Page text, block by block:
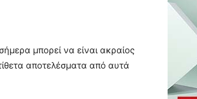
μπορεί να είναι ακραίος
αποτελέσματα από αυτά